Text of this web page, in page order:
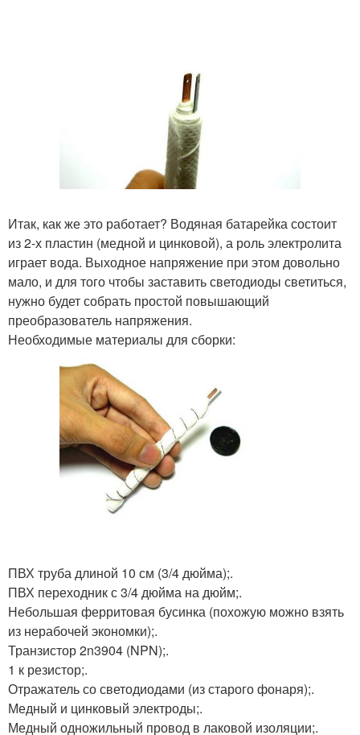
Итак, как же это работает? Водяная батарейка состоит
из 2-х пластин (медной и цинковой), а роль электролита
играет вода. Выходное напряжение при этом довольно
мало, и для того чтобы заставить светодиоды светиться,
нужно будет собрать простой повышающий
преобразователь напряжения.
Необходимые материалы для сборки:
ПВХ труба длиной 10 см (3/4 дюйма);.
ПВХ переходник с 3/4 дюйма на дюйм;.
Небольшая ферритовая бусинка (похожую можно взять
из нерабочей экономки);.
Транзистор 2n3904 (NPN);.
1 к резистор;.
Отражатель со светодиодами (из старого фонаря);.
Медный и цинковый электроды;.
Медный одножильный провод в лаковой изоляции;.